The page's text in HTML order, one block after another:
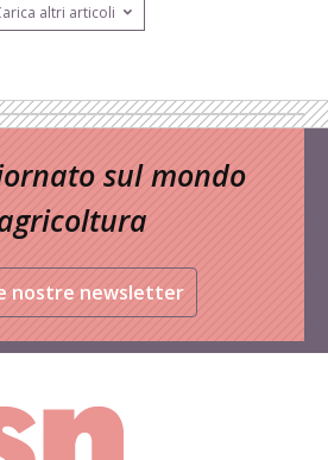
altri articoli
sul mondo
nostre newsletter